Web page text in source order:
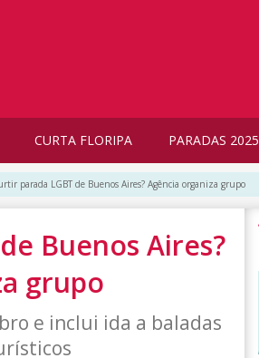
CURTA FLORIPA PARADAS 2025
parada LGBT de Buenos Aires? Agência organiza grupo
Buenos Aires?
grupo
e inclui ida a baladas